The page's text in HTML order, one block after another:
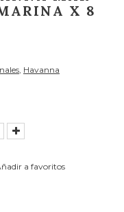
X 8
, Havanna
a favoritos